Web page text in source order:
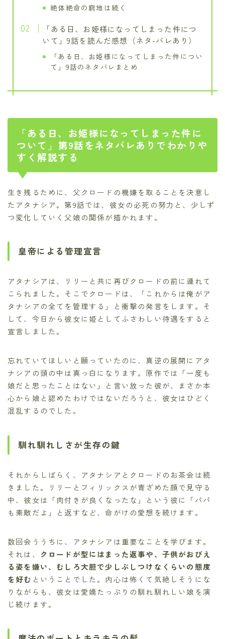
絶体絶命の窮地は続く
「ある日、お姫様になってしまった件につ
いて」9話を読んだ感想（ネタ-バレあり）
「ある日、お姫様になってしまった件につい
て」9話のネタバレまとめ
「ある日、お姫様になってしまった件に
ついて」第9話をネタバレありでわかりや
すく解説する
生き残るために、父クロードの機嫌を取ることを決意し
たアタナシア。第9話では、彼女の必死の努力と、少しず
つ変化していく父娘の関係が描かれます。
皇帝による管理宣言
アタナシアは、リリーと共に再びクロードの前に連れて
こられました。そこでクロードは、「これからは俺がア
タナシアの全てを管理する」と衝撃の発言をします。そ
して、今日から彼女に姫としてふさわしい待遇をすると
宣言しました。
忘れていてほしいと願っていたのに、真逆の展開にアタ
ナシアの頭の中は真っ白になります。原作では「一度も
娘だと思ったことはない」と言い放った彼が、まさか本
心から娘と認めたわけではないだろうと、彼女はひどく
混乱するのでした。
馴れ馴れしさが生存の鍵
それからしばらく、アタナシアとクロードのお茶会は続
きました。リリーとフィリックスが青ざめた顔で見守る
中、彼女は「肉付きが良くなったな」という彼に「パパ
も素敵だよ」と返すなど、命がけの愛想を続けます。
数回会ううちに、アタナシアは重要なことを学びます。
それは、
クロードが型にはまった返事や、子供がおびえ
る姿を嫌い、むしろ大胆で少しぶしつけなくらいの態度
を好む ということでした。内心は怖くて気絶しそうにな
りながらも、彼女は愛嬌たっぷりの馴れ馴れしい娘を演
じ続けます。